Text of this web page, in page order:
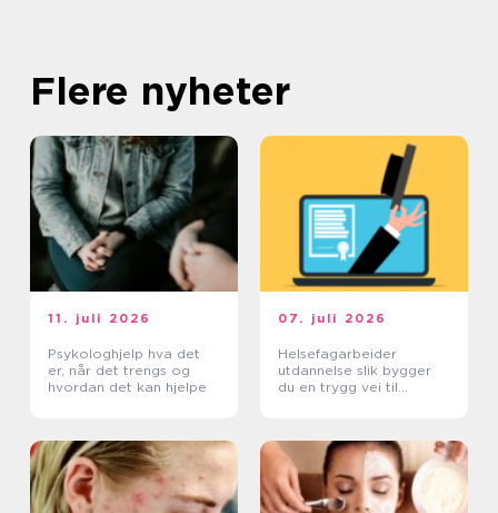
Flere nyheter
11. juli 2026
Psykologhjelp hva det
er, når det trengs og
hvordan det kan hjelpe
07. juli 2026
Helsefagarbeider
utdannelse slik bygger
du en trygg vei til